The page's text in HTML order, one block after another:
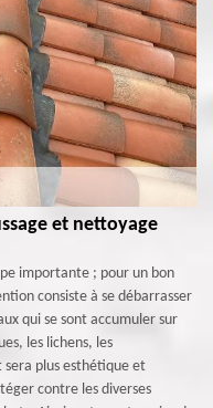
et nettoyage
importante ; pour un bon
consiste à se débarrasser
qui se sont accumuler sur
les lichens, les
plus esthétique et
contre les diverses